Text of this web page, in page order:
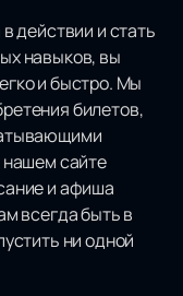
действии и стать
навыков, вы
и быстро. Мы
билетов,
нашем сайте
и афиша
всегда быть в
ни одной